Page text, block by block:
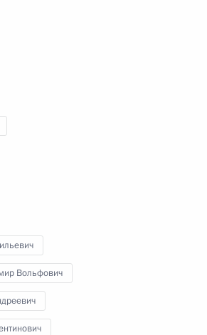
Вольфович